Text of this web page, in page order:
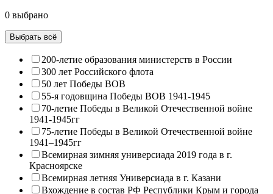
0 выбрано
Выбрать всё
200-летие образования министерств в России
300 лет Российского флота
50 лет Победы ВОВ
55-я годовщина Победы ВОВ 1941-1945
70-летие Победы в Великой Отечественной войне
1941-1945гг
75-летие Победы в Великой Отечественной войне
1941–1945гг
Всемирная зимняя универсиада 2019 года в г.
Красноярске
Всемирная летняя Универсиада в г. Казани
Вхождение в состав РФ Республики Крым и города